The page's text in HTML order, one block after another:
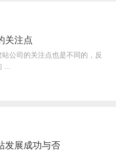
关注点
公司的关注点也是不同的，反
发展成功与否